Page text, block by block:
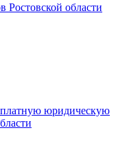
Ростовской области
юридическую